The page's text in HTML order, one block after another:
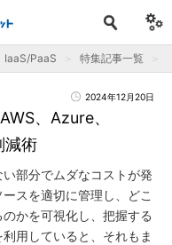
IaaS/PaaS 特集記事一覧
2024年12月20日
、Azure、
減術
部分でムダなコストが発
スを適切に管理し、どこ
かを可視化し、把握する
用していると、それもま